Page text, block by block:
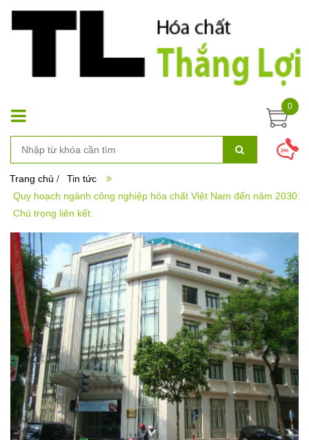
0
Trang chủ /
Tin tức
Quy hoạch ngành công nghiệp hóa chất Việt Nam đến năm 2030:
Chú trọng liên kết